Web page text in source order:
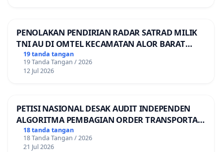
PENOLAKAN PENDIRIAN RADAR SATRAD MILIK
TNI AU DI OMTEL KECAMATAN ALOR BARAT
LAUT, KABUPATEN ALOR
19 tanda tangan
19 Tanda Tangan / 2026
12 Jul 2026
PETISI NASIONAL DESAK AUDIT INDEPENDEN
ALGORITMA PEMBAGIAN ORDER TRANSPORTASI
ONLINE
18 tanda tangan
18 Tanda Tangan / 2026
21 Jul 2026